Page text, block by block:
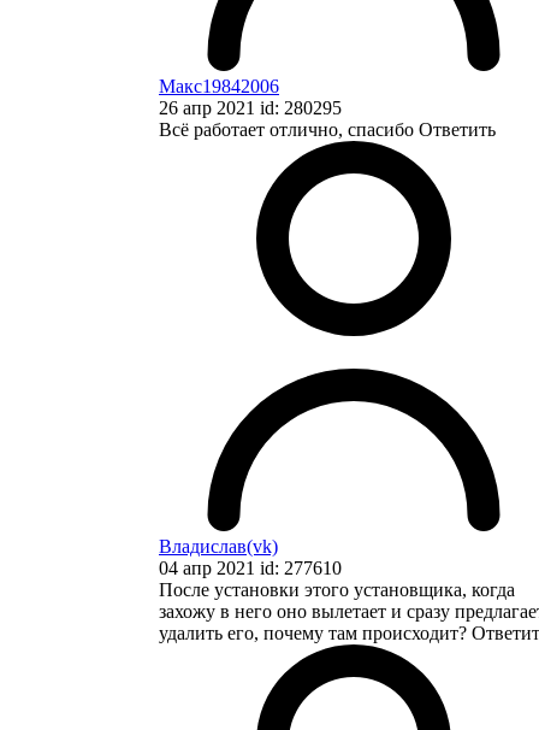
Макс19842006
26 апр 2021 id: 280295
Всё работает отлично, спасибо Ответить
Владислав(vk)
04 апр 2021 id: 277610
После установки этого установщика, когда
захожу в него оно вылетает и сразу
удалить его, почему там происходит?